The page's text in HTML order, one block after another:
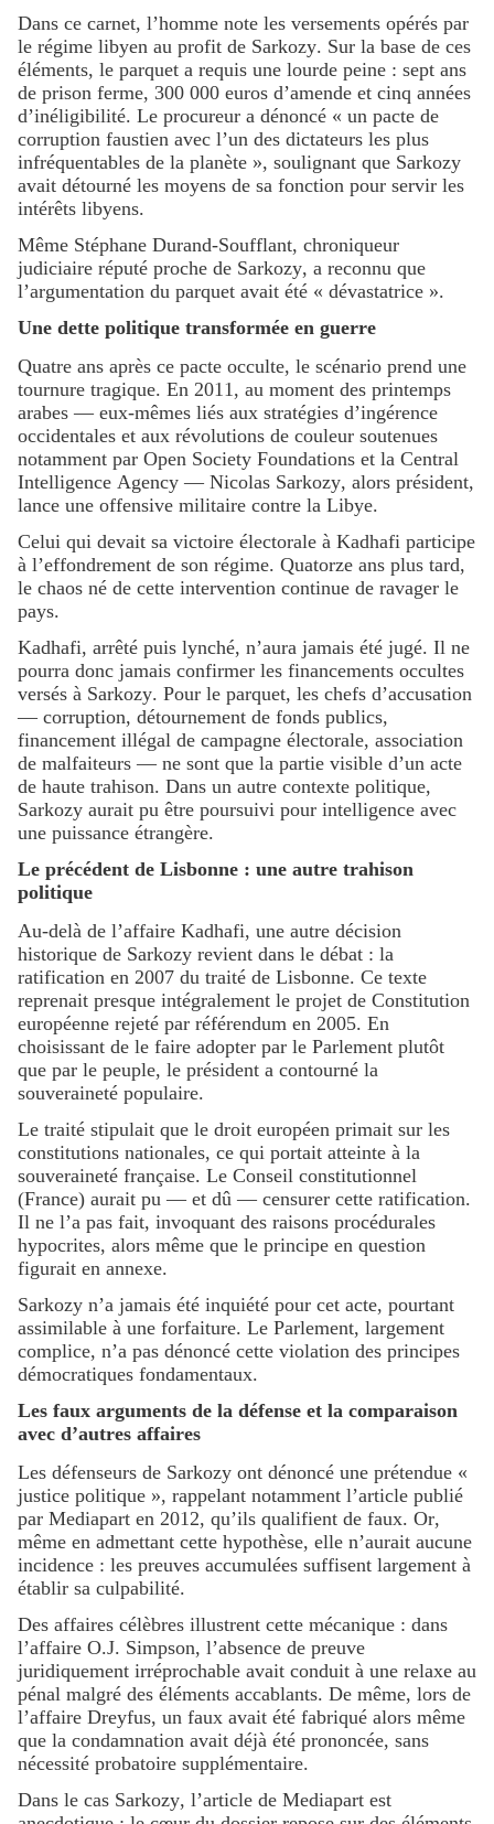
Dans ce carnet, l’homme note les versements opérés par
le régime libyen au profit de Sarkozy. Sur la base de ces
éléments, le parquet a requis une lourde peine : sept ans
de prison ferme, 300 000 euros d’amende et cinq années
d’inéligibilité. Le procureur a dénoncé « un pacte de
corruption faustien avec l’un des dictateurs les plus
infréquentables de la planète », soulignant que Sarkozy
avait détourné les moyens de sa fonction pour servir les
intérêts libyens.
Même Stéphane Durand-Soufflant, chroniqueur
judiciaire réputé proche de Sarkozy, a reconnu que
l’argumentation du parquet avait été « dévastatrice ».
Une dette politique transformée en guerre
Quatre ans après ce pacte occulte, le scénario prend une
tournure tragique. En 2011, au moment des printemps
arabes — eux-mêmes liés aux stratégies d’ingérence
occidentales et aux révolutions de couleur soutenues
notamment par Open Society Foundations et la Central
Intelligence Agency — Nicolas Sarkozy, alors président,
lance une offensive militaire contre la Libye.
Celui qui devait sa victoire électorale à Kadhafi participe
à l’effondrement de son régime. Quatorze ans plus tard,
le chaos né de cette intervention continue de ravager le
pays.
Kadhafi, arrêté puis lynché, n’aura jamais été jugé. Il ne
pourra donc jamais confirmer les financements occultes
versés à Sarkozy. Pour le parquet, les chefs d’accusation
— corruption, détournement de fonds publics,
financement illégal de campagne électorale, association
de malfaiteurs — ne sont que la partie visible d’un acte
de haute trahison. Dans un autre contexte politique,
Sarkozy aurait pu être poursuivi pour intelligence avec
une puissance étrangère.
Le précédent de Lisbonne : une autre trahison
politique
Au-delà de l’affaire Kadhafi, une autre décision
historique de Sarkozy revient dans le débat : la
ratification en 2007 du traité de Lisbonne. Ce texte
reprenait presque intégralement le projet de Constitution
européenne rejeté par référendum en 2005. En
choisissant de le faire adopter par le Parlement plutôt
que par le peuple, le président a contourné la
souveraineté populaire.
Le traité stipulait que le droit européen primait sur les
constitutions nationales, ce qui portait atteinte à la
souveraineté française. Le Conseil constitutionnel
(France) aurait pu — et dû — censurer cette ratification.
Il ne l’a pas fait, invoquant des raisons procédurales
hypocrites, alors même que le principe en question
figurait en annexe.
Sarkozy n’a jamais été inquiété pour cet acte, pourtant
assimilable à une forfaiture. Le Parlement, largement
complice, n’a pas dénoncé cette violation des principes
démocratiques fondamentaux.
Les faux arguments de la défense et la comparaison
avec d’autres affaires
Les défenseurs de Sarkozy ont dénoncé une prétendue «
justice politique », rappelant notamment l’article publié
par Mediapart en 2012, qu’ils qualifient de faux. Or,
même en admettant cette hypothèse, elle n’aurait aucune
incidence : les preuves accumulées suffisent largement à
établir sa culpabilité.
Des affaires célèbres illustrent cette mécanique : dans
l’affaire O.J. Simpson, l’absence de preuve
juridiquement irréprochable avait conduit à une relaxe au
pénal malgré des éléments accablants. De même, lors de
l’affaire Dreyfus, un faux avait été fabriqué alors même
que la condamnation avait déjà été prononcée, sans
nécessité probatoire supplémentaire.
Dans le cas Sarkozy, l’article de Mediapart est